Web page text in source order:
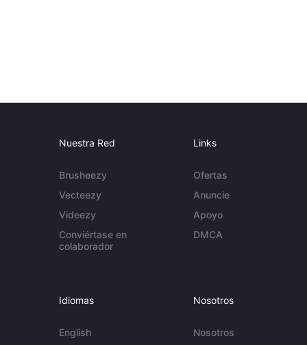
Nuestra Red
Brusheezy
Vecteezy
Videezy
Conviértase en
colaborador
Links
Ofertas
Anuncie
Apoyo
DMCA
Idiomas
English
Nosotros
Nosotros